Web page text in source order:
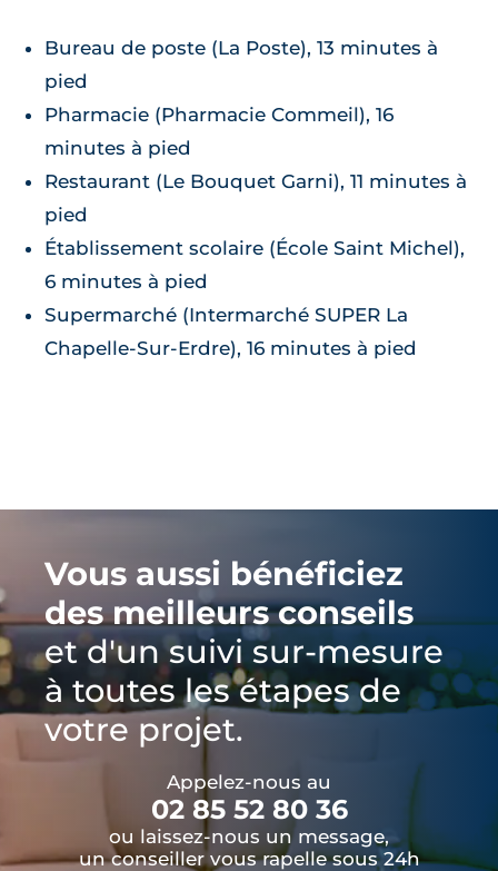
Bureau de poste (La Poste), 13 minutes à
pied
Pharmacie (Pharmacie Commeil), 16
minutes à pied
Restaurant (Le Bouquet Garni), 11 minutes à
pied
Établissement scolaire (École Saint Michel),
6 minutes à pied
Supermarché (Intermarché SUPER La
Chapelle-Sur-Erdre), 16 minutes à pied
Vous aussi bénéficiez
des meilleurs conseils
et d'un suivi sur-mesure
à toutes les étapes de
votre projet.
Appelez-nous au
02 85 52 80 36
ou laissez-nous un message,
un conseiller vous rapelle sous 24h